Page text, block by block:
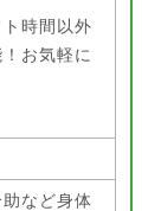
時間以外
お気軽に
など身体